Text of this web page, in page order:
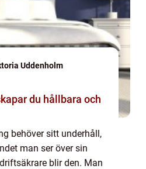
Uddenholm
behöver sitt underhåll,
man ser över sin
blir den. Man